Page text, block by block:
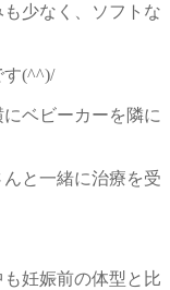
少なく、ソフトな
す(^^)/
ベビーカーを隣に
と一緒に治療を受
妊娠前の体型と比